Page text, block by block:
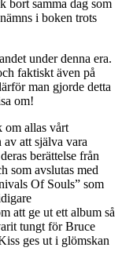
bort samma dag som
i boken trots
under denna era.
faktiskt även på
man gjorde detta
om!
om allas vårt
att själva vara
berättelse från
som avslutas med
Of Souls” som
att ge ut ett album så
tungt för Bruce
ges ut i glömskan